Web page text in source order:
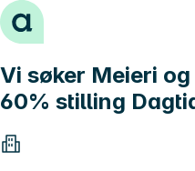
Hopp til innhold
Vi søker Meieri
60% stilling